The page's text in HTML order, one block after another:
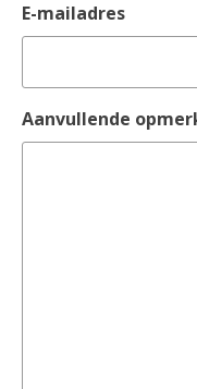
E-mailadres
Aanvullende